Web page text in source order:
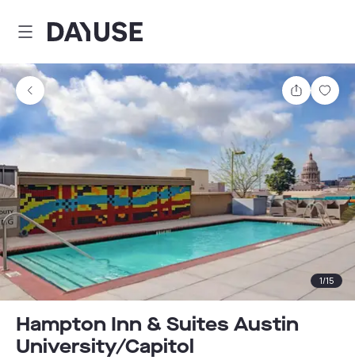
Dayuse
Delen
1/15
Hampton Inn & Suites Austin
University/Capitol